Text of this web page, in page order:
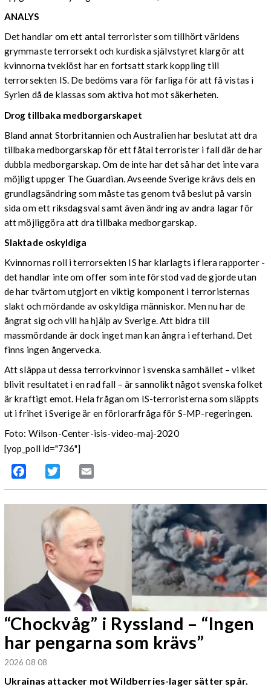
ANALYS
Det handlar om ett antal terrorister som tillhört världens
grymmaste terrorsekt och kurdiska självstyret klargör att
kvinnorna tveklöst har en fortsatt stark koppling till
terrorsekten IS. De bedöms vara för farliga för att få vistas i
Syrien då de klassas som aktiva hot mot säkerheten.
Drog tillbaka medborgarskapet
Bland annat Storbritannien och Australien har beslutat att dra
tillbaka medborgarskap för ett fåtal terrorister i fall där de har
dubbla medborgarskap. Om de inte har det så har det inte vara
möjligt uppger The Guardian. Avseende Sverige krävs dels en
grundlagsändring som måste tas genom två beslut på varsin
sida om ett riksdagsval samt även ändring av andra lagar för
att möjliggöra att dra tillbaka medborgarskap.
Slaktade oskyldiga
Kvinnornas roll i terrorsekten IS har klarlagts i flera rapporter -
det handlar inte om offer som inte förstod vad de gjorde utan
de har tvärtom utgjort en viktig komponent i terroristernas
slakt och mördande av oskyldiga människor. Men nu har de
ångrat sig och vill ha hjälp av Sverige. Att bidra till
massmördande är dock inget man kan ångra i efterhand. Det
finns ingen ångervecka.
Att släppa ut dessa terrorkvinnor i svenska samhället – vilket
blivit resultatet i en rad fall – är sannolikt något svenska folket
är kraftigt emot. Hela frågan om IS-terroristerna som släppts
ut i frihet i Sverige är en förlorarfråga för S-MP-regeringen.
Foto: Wilson-Center-isis-video-maj-2020
[yop_poll id="736"]
Facebook Twitter
“Chockvåg” i Ryssland – “Ingen
har pengarna som krävs”
2026 08 08
Ukrainas attacker mot Wildberries-lager sätter spår.